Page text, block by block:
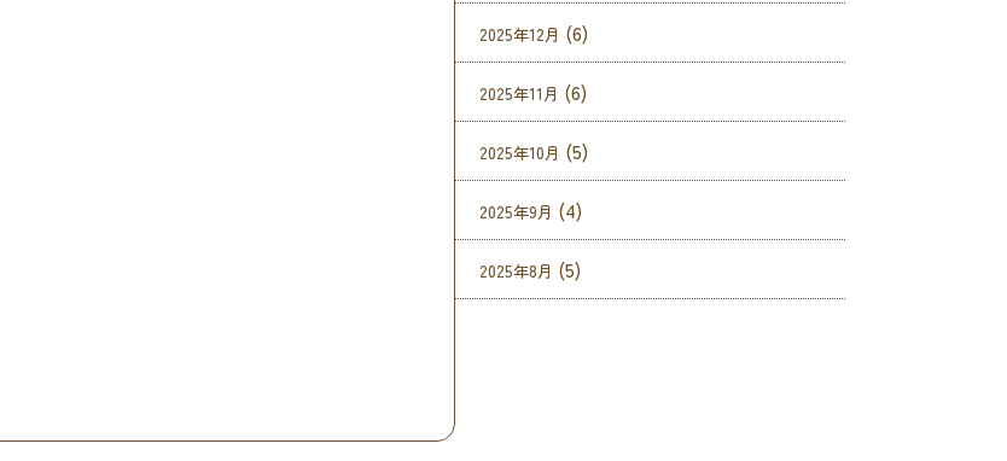
2025年12月 (6)
2025年11月 (6)
2025年10月 (5)
2025年9月 (4)
2025年8月 (5)